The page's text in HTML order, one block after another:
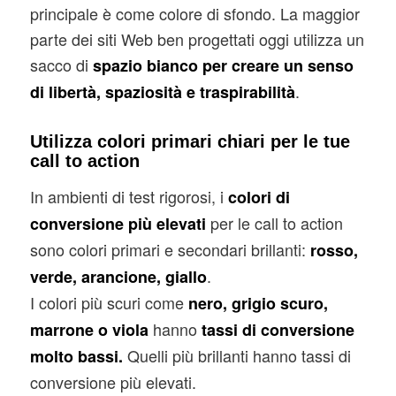
principale è come colore di sfondo. La maggior
parte dei siti Web ben progettati oggi utilizza un
sacco di spazio bianco per creare un senso
di libertà, spaziosità e traspirabilità.
Utilizza colori primari chiari per le tue
call to action
In ambienti di test rigorosi, i colori di
conversione più elevati per le call to action
sono colori primari e secondari brillanti: rosso,
verde, arancione, giallo.
I colori più scuri come nero, grigio scuro,
marrone o viola hanno tassi di conversione
molto bassi. Quelli più brillanti hanno tassi di
conversione più elevati.